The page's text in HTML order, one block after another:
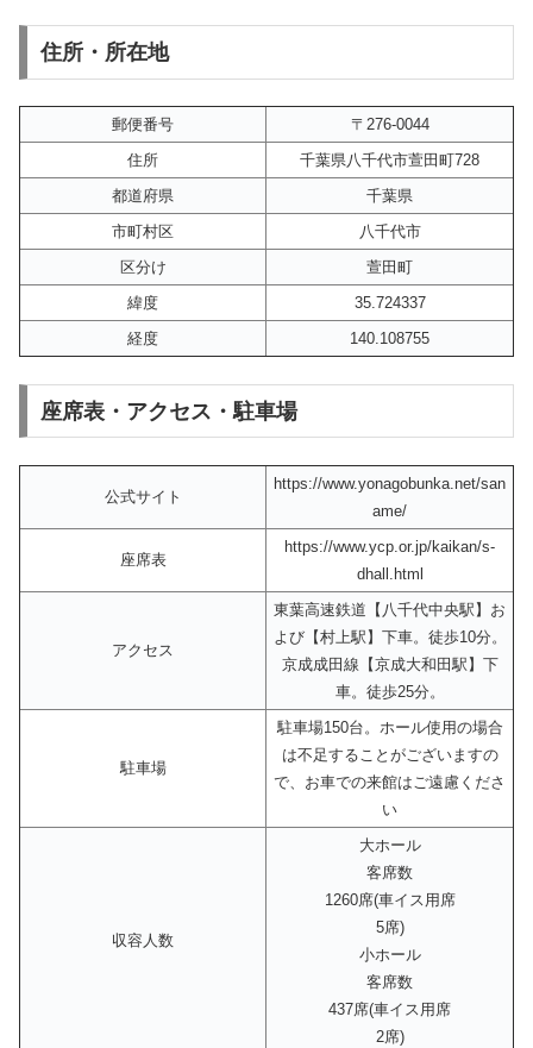
住所・所在地
郵便番号
〒276-0044
住所
千葉県八千代市萱田町728
都道府県
千葉県
市町村区
八千代市
区分け
萱田町
緯度
35.724337
経度
140.108755
座席表・アクセス・駐車場
公式サイト
https://www.yonagobunka.net/san
ame/
座席表
https://www.ycp.or.jp/kaikan/s-
dhall.html
アクセス
東葉高速鉄道【八千代中央駅】お
よび【村上駅】下車。徒歩10分。
京成成田線【京成大和田駅】下
車。徒歩25分。
駐車場
駐車場150台。ホール使用の場合
は不足することがございますの
で、お車での来館はご遠慮くださ
い
収容人数
大ホール
客席数
1260席(車イス用席
5席)
小ホール
客席数
437席(車イス用席
2席)